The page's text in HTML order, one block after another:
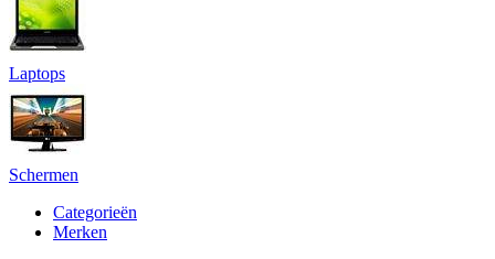
Laptops
Schermen
Categorieën
Merken